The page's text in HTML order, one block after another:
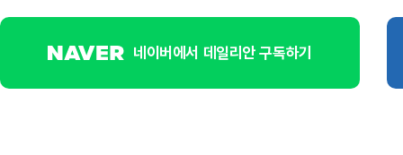
네이버에서 데일리안 구독하기